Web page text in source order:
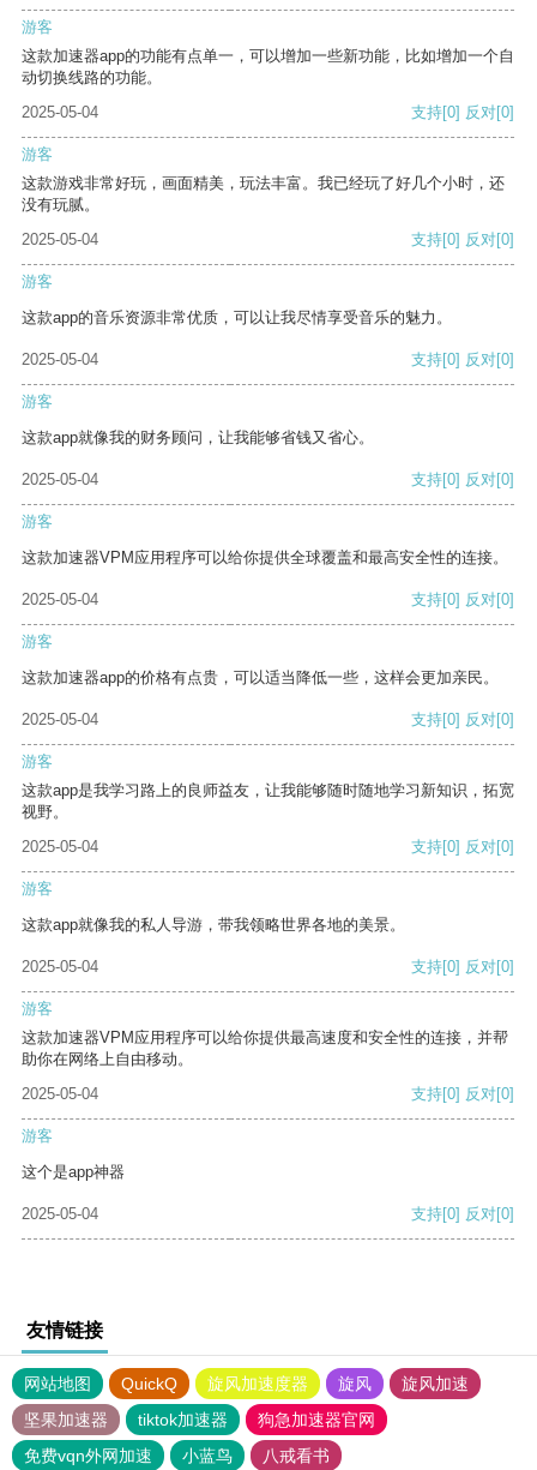
游客
这款加速器app的功能有点单一，可以增加一些新功能，比如增加一个自
动切换线路的功能。
2025-05-04
支持[0] 反对[0]
游客
这款游戏非常好玩，画面精美，玩法丰富。我已经玩了好几个小时，还
没有玩腻。
2025-05-04
支持[0] 反对[0]
游客
这款app的音乐资源非常优质，可以让我尽情享受音乐的魅力。
2025-05-04 支持[0] 反对[0]
游客
这款app就像我的财务顾问，让我能够省钱又省心。
2025-05-04 支持[0] 反对[0]
游客
这款加速器VPM应用程序可以给你提供全球覆盖和最高安全性的连接。
2025-05-04 支持[0] 反对[0]
游客
这款加速器app的价格有点贵，可以适当降低一些，这样会更加亲民。
2025-05-04 支持[0] 反对[0]
游客
这款app是我学习路上的良师益友，让我能够随时随地学习新知识，拓宽
视野。
2025-05-04
支持[0] 反对[0]
游客
这款app就像我的私人导游，带我领略世界各地的美景。
2025-05-04 支持[0] 反对[0]
游客
这款加速器VPM应用程序可以给你提供最高速度和安全性的连接，并帮
助你在网络上自由移动。
2025-05-04
支持[0] 反对[0]
游客
这个是app神器
2025-05-04 支持[0] 反对[0]
友情链接
网站地图 QuickQ 旋风加速度器 旋风
旋风加速
坚果加速器
tiktok加速器
狗急加速器官网
免费vqn外网加速
小蓝鸟 八戒看书